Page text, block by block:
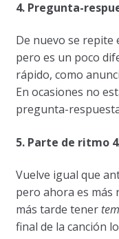
4. Pregunta-
De nuevo se repite
pero es un poco
rápido, como
En ocasiones no
pregunta-
5. Parte de ritmo
Vuelve igual que
pero ahora es más
más tarde tener
final de la canción